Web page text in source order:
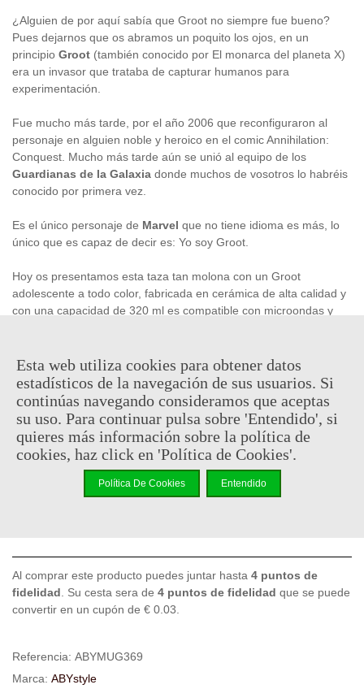
¿Alguien de por aquí sabía que Groot no siempre fue bueno?
Pues dejarnos que os abramos un poquito los ojos, en un
principio Groot (también conocido por El monarca del planeta X)
era un invasor que trataba de capturar humanos para
experimentación.
Fue mucho más tarde, por el año 2006 que reconfiguraron al
personaje en alguien noble y heroico en el comic Annihilation:
Conquest. Mucho más tarde aún se unió al equipo de los
Guardianas de la Galaxia donde muchos de vosotros lo habréis
conocido por primera vez.
Es el único personaje de Marvel que no tiene idioma es más, lo
único que es capaz de decir es: Yo soy Groot.
Hoy os presentamos esta taza tan molona con un Groot
adolescente a todo color, fabricada en cerámica de alta calidad y
con una capacidad de 320 ml es compatible con microondas y
9,95 € (impuestos inc.)
Consultar disponibilidad
-
Añadir Al Carrito
Al comprar este producto puedes juntar hasta 4 puntos de
fidelidad . Su cesta sera de 4 puntos de fidelidad que se puede
convertir en un cupón de € 0.03
Referencia: ABYMUG369
Marca: ABYstyle
Esta web utiliza cookies para obtener datos
estadísticos de la navegación de sus usuarios. Si
continúas navegando consideramos que aceptas
su uso. Para continuar pulsa sobre 'Entendido', si
quieres más información sobre la política de
cookies, haz click en 'Política de Cookies'.
Política De Cookies Entendido